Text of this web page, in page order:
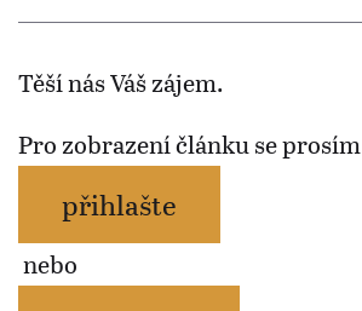
Těší nás Váš zájem.
Pro zobrazení článku se prosím
přihlašte
nebo